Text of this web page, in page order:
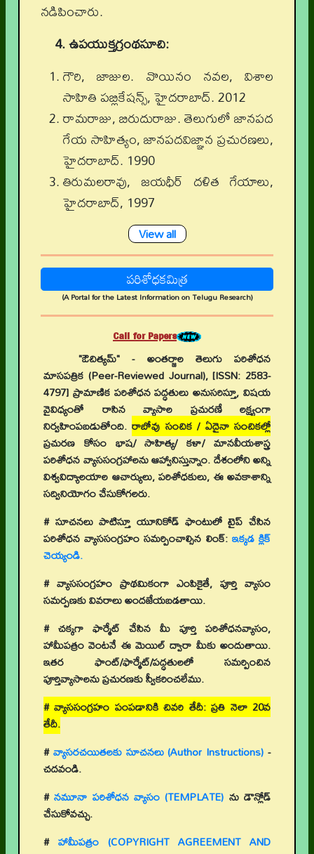
నడిపించారు.
4. ఉపయుక్తగ్రంథసూచి:
గౌరి, జాజుల. వొయినం నవల, విశాల
సాహితి పబ్లికేషన్స్‌, హైదరాబాద్‌. 2012
రామరాజు, బిరుదురాజు. తెలుగులో జానపద
గేయ సాహిత్యం, జానపదవిజ్ఞాన ప్రచురణలు,
హైదరాబాద్‌. 1990
తిరుమలరావు, జయధీర్‌ దళిత గేయాలు,
హైదరాబాద్‌, 1997
View all
పరిశోధకమిత్ర
(A Portal for the Latest Information on Telugu Research)
Call for Papers
"ఔచిత్యమ్" - అంతర్జాల తెలుగు పరిశోధన
మాసపత్రిక (Peer-Reviewed Journal), [ISSN: 2583-
4797] ప్రామాణిక పరిశోధన పద్ధతులు అనుసరిస్తూ, విషయ
వైవిధ్యంతో రాసిన వ్యాసాల ప్రచురణే లక్ష్యంగా
నిర్వహింపబడుతోంది.రాబోవు సంచిక / ఏదైనా సంచికల్లో
ప్రచురణ కోసం భాష/ సాహిత్య/ కళా/ మానవీయశాస్త్ర
పరిశోధన వ్యాససంగ్రహాలను ఆహ్వానిస్తున్నాం. దేశంలోని అన్ని
విశ్వవిద్యాలయాల ఆచార్యులు, పరిశోధకులు, ఈ అవకాశాన్ని
సద్వినియోగం చేసుకోగలరు.
# సూచనలు పాటిస్తూ యూనికోడ్ ఫాంటులో టైప్ చేసిన
పరిశోధన వ్యాససంగ్రహం సమర్పించాల్సిన లింక్: ఇక్కడ క్లిక్
చెయ్యండి.
# వ్యాససంగ్రహం ప్రాథమికంగా ఎంపికైతే, పూర్తి వ్యాసం
సమర్పణకు వివరాలు అందజేయబడతాయి.
# చక్కగా ఫార్మేట్ చేసిన మీ పూర్తి పరిశోధనవ్యాసం,
హామీపత్రం వెంటనే ఈ మెయిల్ ద్వారా మీకు అందుతాయి.
ఇతర ఫాంట్/ఫార్మేట్/పద్ధతులలో సమర్పించిన
పూర్తివ్యాసాలను ప్రచురణకు స్వీకరించలేము.
# వ్యాససంగ్రహం పంపడానికి చివరి తేదీ: ప్రతి నెలా 20వ
తేదీ.
#వ్యాసరచయితలకు సూచనలు (Author Instructions) -
చదవండి.
#నమూనా పరిశోధన వ్యాసం (TEMPLATE) ను డౌన్లోడ్
చేసుకోవచ్చు.
# హామీపత్రం (COPYRIGHT AGREEMENT AND